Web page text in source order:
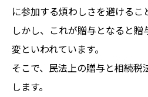
に参加する煩わしさを避けるこ
しかし、これが贈与となると
変といわれています。
そこで、民法上の贈与と相続
します。